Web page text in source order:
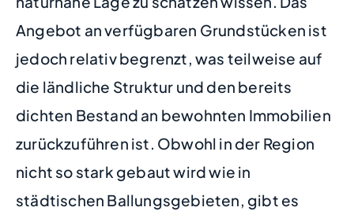
Angebot an verfügbaren Grundstücken ist
jedoch relativ begrenzt, was teilweise auf
die ländliche Struktur und den bereits
dichten Bestand an bewohnten Immobilien
zurückzuführen ist. Obwohl in der Region
nicht so stark gebaut wird wie in
städtischen Ballungsgebieten, gibt es